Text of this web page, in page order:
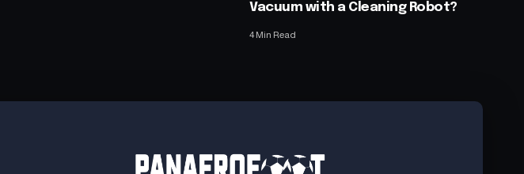
Vacuum with a Cleaning Robot?
4 Min Read